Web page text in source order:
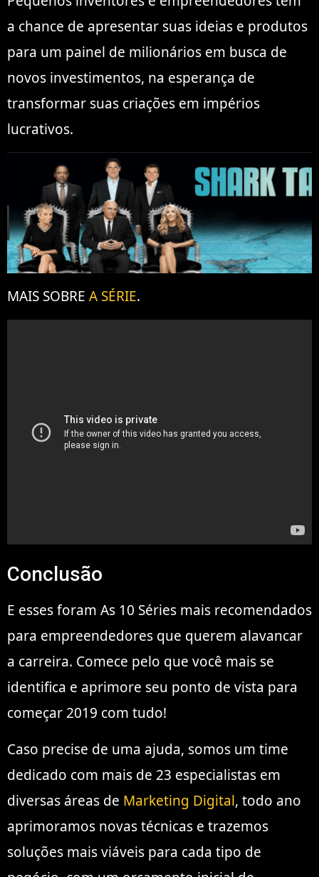
a chance de apresentar suas ideias e produtos
para um painel de milionários em busca de
novos investimentos, na esperança de
transformar suas criações em impérios
lucrativos.
MAIS SOBRE A SÉRIE.
Conclusão
E esses foram As 10 Séries mais recomendados
para empreendedores que querem alavancar
a carreira. Comece pelo que você mais se
identifica e aprimore seu ponto de vista para
começar 2019 com tudo!
Caso precise de uma ajuda, somos um time
dedicado com mais de 23 especialistas em
diversas áreas de Marketing Digital, todo ano
aprimoramos novas técnicas e trazemos
soluções mais viáveis para cada tipo de